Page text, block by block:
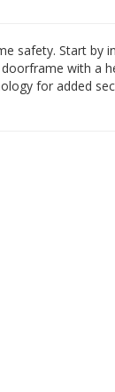
safety. Start by
with a
for added